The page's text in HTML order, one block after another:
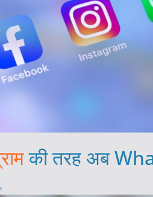
की तरह अब